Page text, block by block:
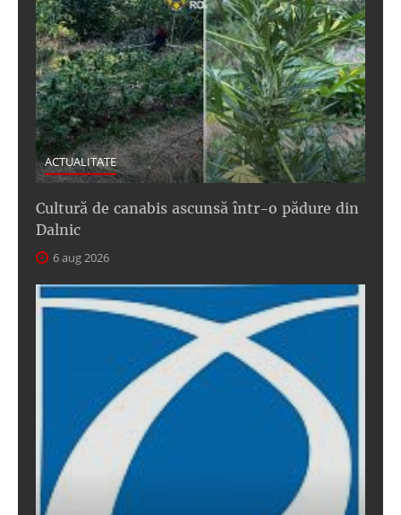
ACTUALITATE
Cultură de canabis ascunsă într-o pădure din
Dalnic
6 aug 2026